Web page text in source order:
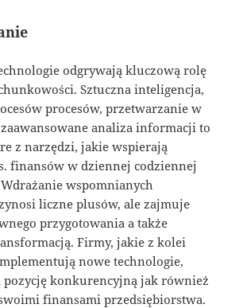
odgrywają kluczową rolę
Sztuczna inteligencja,
procesów, przetwarzanie w
analiza informacji to
z narzędzi, jakie wspierają
finansów w dziennej codziennej
wspomnianych
liczne plusów, ale zajmuje
przygotowania a także
Firmy, jakie z kolei
nowe technologie,
pozycję konkurencyjną jak również
finansami przedsiębiorstwa.